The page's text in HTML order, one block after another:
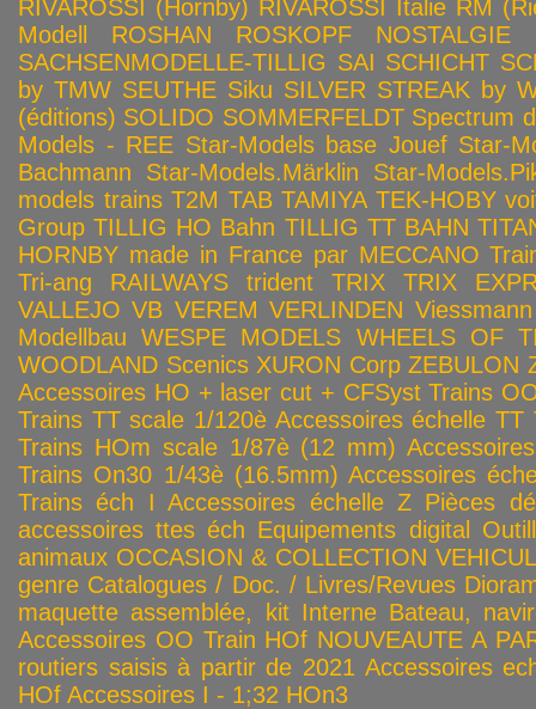
RIVAROSSI (Hornby) RIVAROSSI Italie RM
Modell
ROSHAN ROSKOPF NOSTALGIE
SACHSENMODELLE-TILLIG SAI SCHICHT
by TMW SEUTHE Siku SILVER STREAK by
(éditions) SOLIDO SOMMERFELDT Spectrum
Models - REE Star-Models base Jouef Star-
Bachmann
Star-Models.Märklin
Star-
models trains T2M TAB TAMIYA TEK-HOBY
Group TILLIG HO Bahn TILLIG TT BAHN
HORNBY made in France par MECCANO
Tri-ang RAILWAYS
trident TRIX
TRIX
VALLEJO VB VEREM VERLINDEN Viessmann
Modellbau WESPE MODELS WHEELS OF
WOODLAND Scenics XURON Corp ZEBULON
Accessoires HO + laser cut + CFSyst Trains
Trains TT scale 1/120è Accessoires échelle TT
Trains HOm scale 1/87è (12 mm)
Trains On30 1/43è (16.5mm) Accessoires
Trains éch I Accessoires échelle Z Pièces
accessoires ttes éch Equipements digital
animaux OCCASION & COLLECTION
genre Catalogues / Doc. / Livres/Revues
maquette assemblée, kit Interne Bateau,
Accessoires OO Train HOf NOUVEAUTE A
routiers saisis à partir de 2021 Accessoires
HOf Accessoires I - 1;32 HOn3